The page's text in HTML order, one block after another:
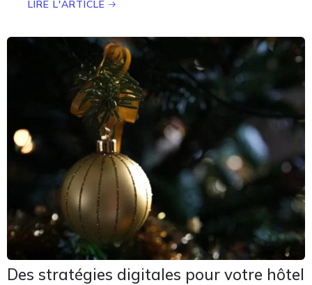
LIRE L'ARTICLE
Des stratégies digitales pour votre hôtel